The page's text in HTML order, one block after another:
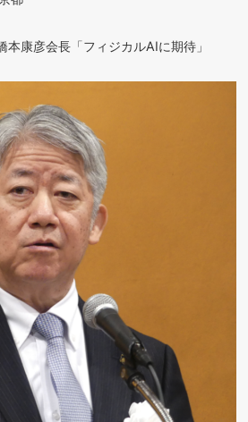
康彦会長「フィジカルAIに期待」